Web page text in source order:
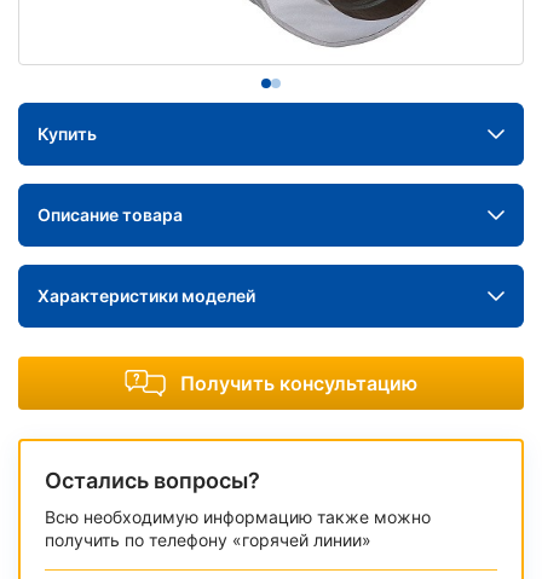
Купить
Описание товара
Характеристики моделей
Получить консультацию
Остались вопросы?
Всю необходимую информацию также можно
получить по телефону «горячей линии»